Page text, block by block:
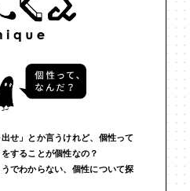
せ」とか言うけれど、個性って
することが個性なの？
でわからない、個性について探